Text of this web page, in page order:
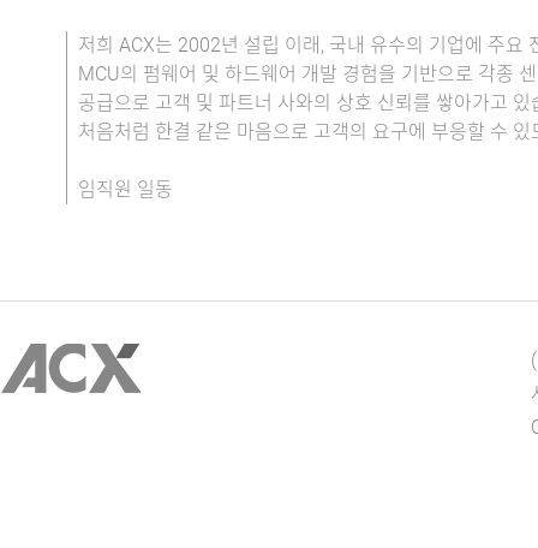
저희 ACX는 2002년 설립 이래, 국내 유수의 기업에 주요
MCU의 펌웨어 및 하드웨어 개발 경험을 기반으로 각종
공급으로 고객 및 파트너 사와의 상호 신뢰를 쌓아가고 있
처음처럼 한결 같은 마음으로 고객의 요구에 부응할 수
임직원 일동